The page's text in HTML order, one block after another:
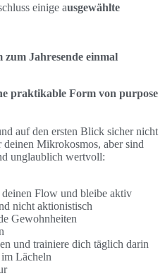
einige ausgewählte
Jahresende einmal
praktikable Form von purpose
auf den ersten Blick sicher nicht
Mikrokosmos, aber sind
unglaublich wertvoll:
Flow und bleibe aktiv
nicht aktionistisch
Gewohnheiten
und trainiere dich täglich darin
Lächeln